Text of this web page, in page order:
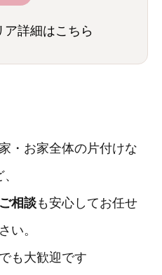
詳細はこちら
・お家全体の片付けな
、
相談も安心してお任せ
い。
でも大歓迎です